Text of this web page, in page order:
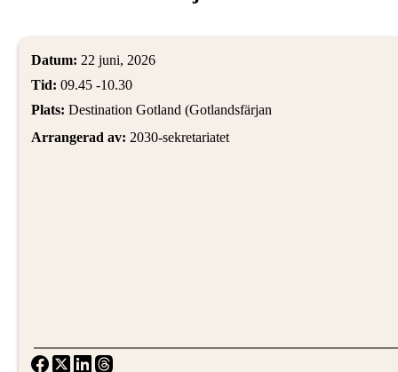
Datum: 22 juni, 2026
Tid: 09.45-10.30
Plats: Destination Gotland (Gotlandsfärjan
Arrangerad av: 2030-sekretariatet